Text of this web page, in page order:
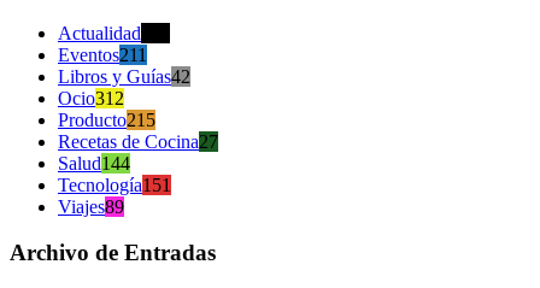
Actualidad
Eventos211
Libros y Guías42
Ocio312
Producto215
Recetas de Cocina27
Salud144
Tecnología151
Viajes89
Archivo de Entradas